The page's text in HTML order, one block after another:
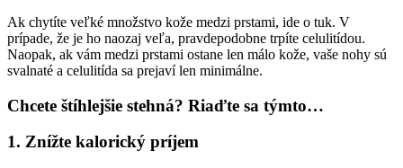
Ak chytíte veľké množstvo kože medzi prstami, ide o tuk. V
prípade, že je ho naozaj veľa, pravdepodobne trpíte celulitídou.
Naopak, ak vám medzi prstami ostane len málo kože, vaše nohy sú
svalnaté a celulitída sa prejaví len minimálne.
Chcete štíhlejšie stehná? Riaďte sa týmto…
1. Znížte kalorický príjem